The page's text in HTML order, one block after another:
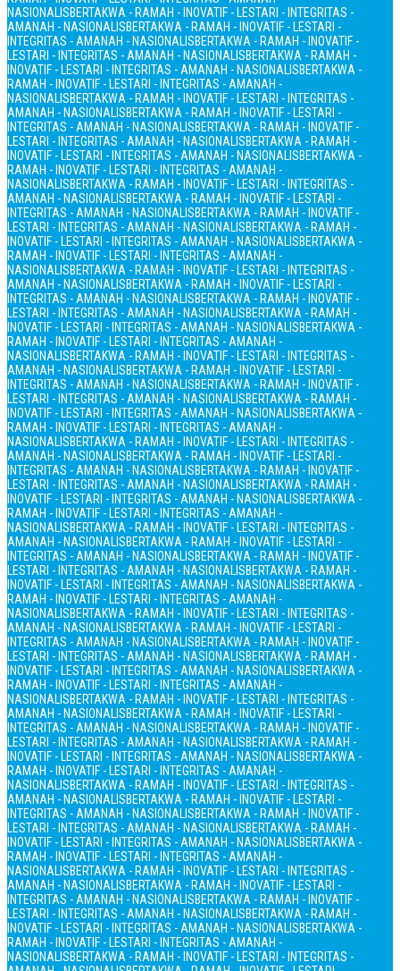
NASIONALISBERTAKWA - RAMAH - INOVATIF - LESTARI - INTEGRITAS -
AMANAH - NASIONALISBERTAKWA - RAMAH - INOVATIF - LESTARI -
INTEGRITAS - AMANAH - NASIONALISBERTAKWA - RAMAH - INOVATIF -
LESTARI - INTEGRITAS - AMANAH - NASIONALISBERTAKWA - RAMAH -
INOVATIF - LESTARI - INTEGRITAS - AMANAH - NASIONALISBERTAKWA -
RAMAH - INOVATIF - LESTARI - INTEGRITAS - AMANAH -
NASIONALISBERTAKWA - RAMAH - INOVATIF - LESTARI - INTEGRITAS -
AMANAH - NASIONALISBERTAKWA - RAMAH - INOVATIF - LESTARI -
INTEGRITAS - AMANAH - NASIONALISBERTAKWA - RAMAH - INOVATIF -
LESTARI - INTEGRITAS - AMANAH - NASIONALISBERTAKWA - RAMAH -
INOVATIF - LESTARI - INTEGRITAS - AMANAH - NASIONALISBERTAKWA -
RAMAH - INOVATIF - LESTARI - INTEGRITAS - AMANAH -
NASIONALISBERTAKWA - RAMAH - INOVATIF - LESTARI - INTEGRITAS -
AMANAH - NASIONALISBERTAKWA - RAMAH - INOVATIF - LESTARI -
INTEGRITAS - AMANAH - NASIONALISBERTAKWA - RAMAH - INOVATIF -
LESTARI - INTEGRITAS - AMANAH - NASIONALISBERTAKWA - RAMAH -
INOVATIF - LESTARI - INTEGRITAS - AMANAH - NASIONALISBERTAKWA -
RAMAH - INOVATIF - LESTARI - INTEGRITAS - AMANAH -
NASIONALISBERTAKWA - RAMAH - INOVATIF - LESTARI - INTEGRITAS -
AMANAH - NASIONALISBERTAKWA - RAMAH - INOVATIF - LESTARI -
INTEGRITAS - AMANAH - NASIONALISBERTAKWA - RAMAH - INOVATIF -
LESTARI - INTEGRITAS - AMANAH - NASIONALISBERTAKWA - RAMAH -
INOVATIF - LESTARI - INTEGRITAS - AMANAH - NASIONALISBERTAKWA -
RAMAH - INOVATIF - LESTARI - INTEGRITAS - AMANAH -
NASIONALISBERTAKWA - RAMAH - INOVATIF - LESTARI - INTEGRITAS -
AMANAH - NASIONALISBERTAKWA - RAMAH - INOVATIF - LESTARI -
INTEGRITAS - AMANAH - NASIONALISBERTAKWA - RAMAH - INOVATIF -
LESTARI - INTEGRITAS - AMANAH - NASIONALISBERTAKWA - RAMAH -
INOVATIF - LESTARI - INTEGRITAS - AMANAH - NASIONALISBERTAKWA -
RAMAH - INOVATIF - LESTARI - INTEGRITAS - AMANAH -
NASIONALISBERTAKWA - RAMAH - INOVATIF - LESTARI - INTEGRITAS -
AMANAH - NASIONALISBERTAKWA - RAMAH - INOVATIF - LESTARI -
INTEGRITAS - AMANAH - NASIONALISBERTAKWA - RAMAH - INOVATIF -
LESTARI - INTEGRITAS - AMANAH - NASIONALISBERTAKWA - RAMAH -
INOVATIF - LESTARI - INTEGRITAS - AMANAH - NASIONALISBERTAKWA -
RAMAH - INOVATIF - LESTARI - INTEGRITAS - AMANAH -
NASIONALISBERTAKWA - RAMAH - INOVATIF - LESTARI - INTEGRITAS -
AMANAH - NASIONALISBERTAKWA - RAMAH - INOVATIF - LESTARI -
INTEGRITAS - AMANAH - NASIONALISBERTAKWA - RAMAH - INOVATIF -
LESTARI - INTEGRITAS - AMANAH - NASIONALISBERTAKWA - RAMAH -
INOVATIF - LESTARI - INTEGRITAS - AMANAH - NASIONALISBERTAKWA -
RAMAH - INOVATIF - LESTARI - INTEGRITAS - AMANAH -
NASIONALISBERTAKWA - RAMAH - INOVATIF - LESTARI - INTEGRITAS -
AMANAH - NASIONALISBERTAKWA - RAMAH - INOVATIF - LESTARI -
INTEGRITAS - AMANAH - NASIONALISBERTAKWA - RAMAH - INOVATIF -
LESTARI - INTEGRITAS - AMANAH - NASIONALISBERTAKWA - RAMAH -
INOVATIF - LESTARI - INTEGRITAS - AMANAH - NASIONALISBERTAKWA -
RAMAH - INOVATIF - LESTARI - INTEGRITAS - AMANAH -
NASIONALISBERTAKWA - RAMAH - INOVATIF - LESTARI - INTEGRITAS -
AMANAH - NASIONALISBERTAKWA - RAMAH - INOVATIF - LESTARI -
INTEGRITAS - AMANAH - NASIONALISBERTAKWA - RAMAH - INOVATIF -
LESTARI - INTEGRITAS - AMANAH - NASIONALISBERTAKWA - RAMAH -
INOVATIF - LESTARI - INTEGRITAS - AMANAH - NASIONALISBERTAKWA -
RAMAH - INOVATIF - LESTARI - INTEGRITAS - AMANAH -
NASIONALISBERTAKWA - RAMAH - INOVATIF - LESTARI - INTEGRITAS -
AMANAH - NASIONALISBERTAKWA - RAMAH - INOVATIF - LESTARI -
INTEGRITAS - AMANAH - NASIONALISBERTAKWA - RAMAH - INOVATIF -
LESTARI - INTEGRITAS - AMANAH - NASIONALISBERTAKWA - RAMAH -
INOVATIF - LESTARI - INTEGRITAS - AMANAH - NASIONALISBERTAKWA -
RAMAH - INOVATIF - LESTARI - INTEGRITAS - AMANAH -
NASIONALISBERTAKWA - RAMAH - INOVATIF - LESTARI - INTEGRITAS -
AMANAH - NASIONALISBERTAKWA - RAMAH - INOVATIF - LESTARI -
INTEGRITAS - AMANAH - NASIONALISBERTAKWA - RAMAH - INOVATIF -
LESTARI - INTEGRITAS - AMANAH - NASIONALISBERTAKWA - RAMAH -
INOVATIF - LESTARI - INTEGRITAS - AMANAH - NASIONALISBERTAKWA -
RAMAH - INOVATIF - LESTARI - INTEGRITAS - AMANAH -
NASIONALISBERTAKWA - RAMAH - INOVATIF - LESTARI - INTEGRITAS -